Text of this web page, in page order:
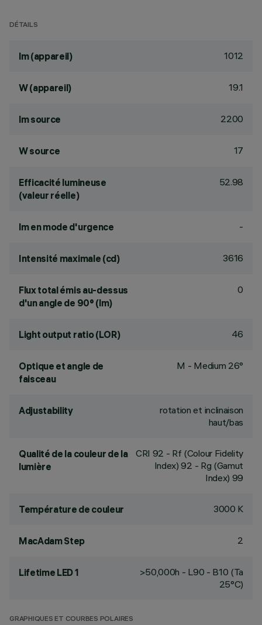
DÉTAILS
lm (appareil) 1012
W (appareil) 19.1
lm source 2200
W source 17
Efficacité lumineuse
(valeur réelle)
52.98
lm en mode d'urgence -
Intensité maximale (cd) 3616
Flux total émis au-dessus
d'un angle de 90° (lm)
0
Light output ratio (LOR) 46
Optique et angle de
faisceau
M - Medium 26°
Adjustability
rotation et inclinaison
haut/bas
Qualité de la couleur de la
lumière
CRI 92 - Rf (Colour Fidelity
Index) 92 - Rg (Gamut
Index) 99
Température de couleur 3000 K
MacAdam Step 2
Lifetime LED 1
>50,000h - L90 - B10 (Ta
25°C)
GRAPHIQUES ET COURBES POLAIRES